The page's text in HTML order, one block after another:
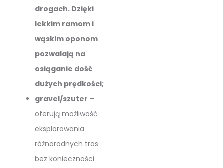
drogach. Dzięki
lekkim ramom i
wąskim oponom
pozwalają na
osiąganie dość
dużych prędkości;
gravel/szuter –
oferują możliwość
eksplorowania
różnorodnych tras
bez konieczności